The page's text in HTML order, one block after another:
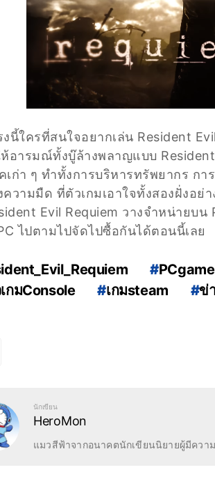
นี้ใครที่สนใจอยากเล่น Resident
ห้อารมณ์ทั้งบู๊ล้างพลาญแบบ
เก่า ๆ ทำทั้งการบริหารทรัพยากร ก
ความมืด ที่ตัวเกมเอาใจทั้งสองฝั่งอ
Evil Requiem วางจำหน่ายบ
ไปตามไปจัดไปซื้อกันได้ตอนนี้เลย
#PCgame
กมConsole #เกมsteam #ข่
นักเขียน
HeroMon
แมวสีฟ้าจากอนาคตนักเขียนนิยายผู้มีควา